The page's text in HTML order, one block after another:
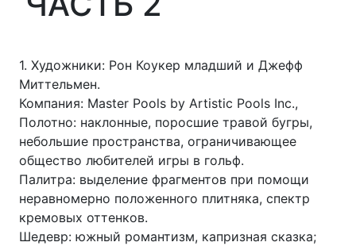
1. Художники: Рон Коукер младший и Джефф
Миттельмен.
Компания: Master Pools by Artistic Pools Inc.,
Полотно: наклонные, поросшие травой бугры,
небольшие пространства, ограничивающее
общество любителей игры в гольф.
Палитра: выделение фрагментов при помощи
неравномерно положенного плитняка, спектр
кремовых оттенков.
Шедевр: южный романтизм, капризная сказка;